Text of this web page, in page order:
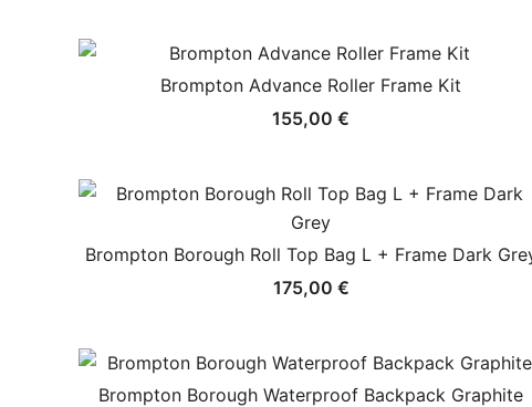
Brompton Advance Roller Frame Kit
155,00 €
Brompton Borough Roll Top Bag L + Frame Dark
175,00 €
Brompton Borough Waterproof Backpack Graphite